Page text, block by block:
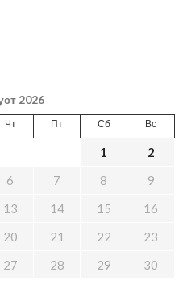
2026
Чт Пт Сб Вс
1
2
6 7 8
9
13 14 15
16
20 21 22
23
27 28 29
30